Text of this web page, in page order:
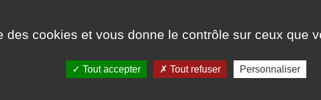
des cookies et vous donne le contrôle sur ceux que
Tout accepter Tout refuser Personnaliser